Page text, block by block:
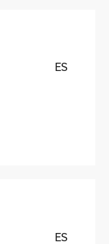
ES
ES